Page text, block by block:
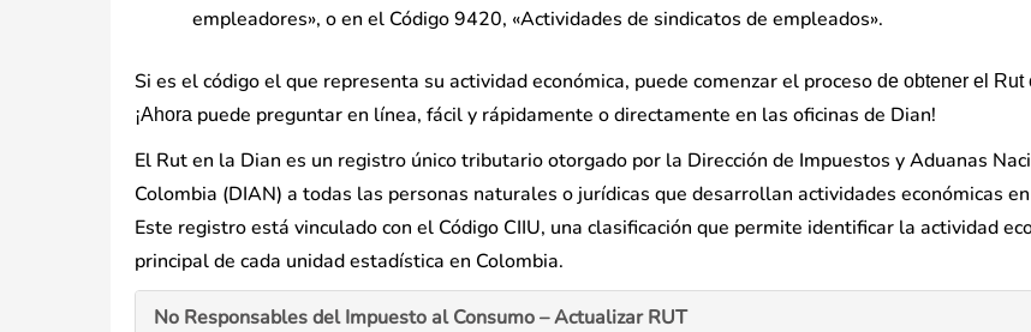
empleadores», o en el Código 9420, «Actividades de sindicatos de empleados».
Si es el código el que representa su actividad económica, puede comenzar el proceso de obtener el Rut
¡Ahora puede preguntar en línea, fácil y rápidamente o directamente en las oficinas de Dian!
El Rut en la Dian es un registro único tributario otorgado por la Dirección de Impuestos y Aduanas
Colombia (DIAN) a todas las personas naturales o jurídicas que desarrollan actividades económicas
Este registro está vinculado con el Código CIIU, una clasificación que permite identificar la actividad
principal de cada unidad estadística en Colombia.
No Responsables del Impuesto al Consumo – Actualizar RUT